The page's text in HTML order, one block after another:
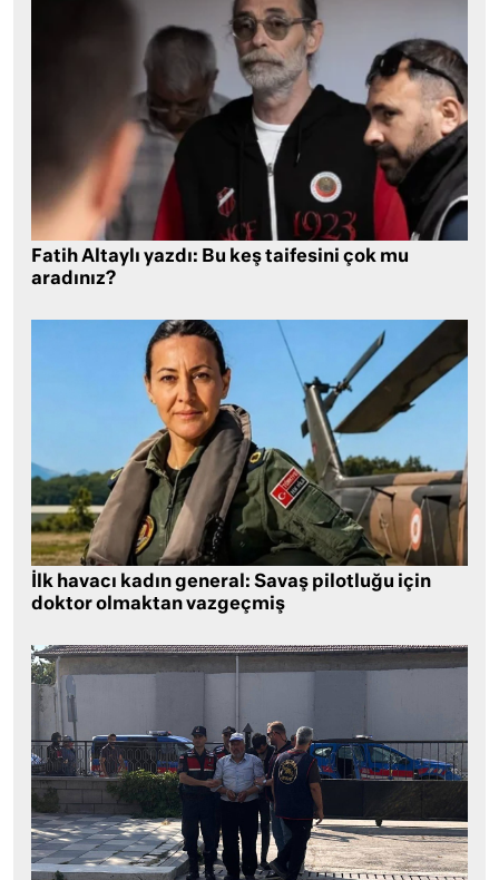
Fatih Altaylı yazdı: Bu keş taifesini çok mu
aradınız?
İlk havacı kadın general: Savaş pilotluğu için
doktor olmaktan vazgeçmiş